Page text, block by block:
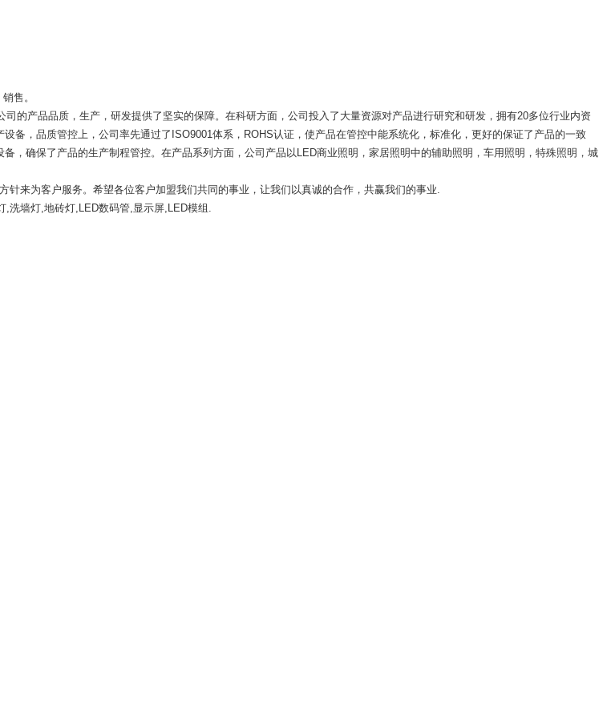
售。
产品品质，生产，研发提供了坚实的保障。在科研方面，公司投入了大量资源对产品进行研究和研发，拥有20多位行业内资
备，品质管控上，公司率先通过了ISO9001体系，ROHS认证，使产品在管控中能系统化，标准化，更好的保证了产品的一致
，确保了产品的生产制程管控。在产品系列方面，公司产品以LED商业照明，家居照明中的辅助照明，车用照明，特殊照明，城
来为客户服务。希望各位客户加盟我们共同的事业，让我们以真诚的合作，共赢我们的事业.
墙灯,地砖灯,LED数码管,显示屏,LED模组.